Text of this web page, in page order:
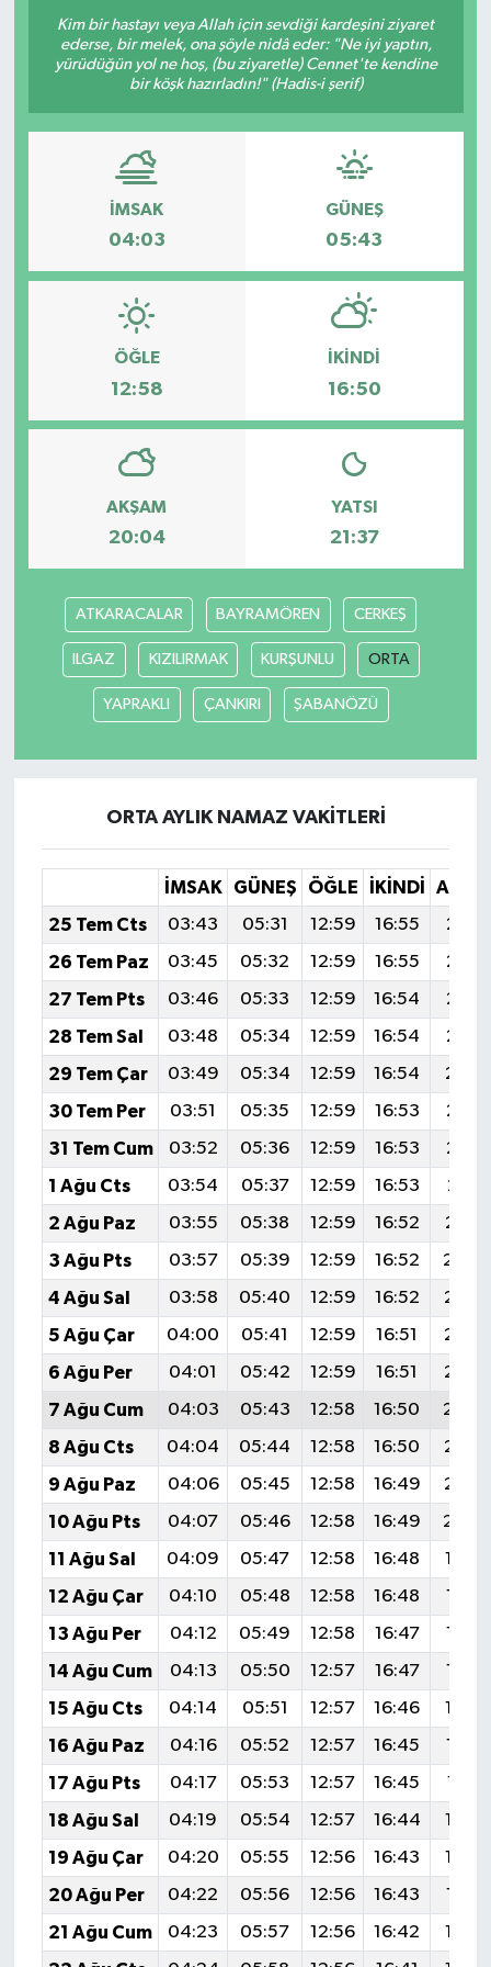
Kim bir hastayı veya Allah için sevdiği kardeşini ziyaret
ederse, bir melek, ona şöyle nidâ eder: "Ne iyi yaptın,
yürüdüğün yol ne hoş, (bu ziyaretle) Cennet'te kendine
bir köşk hazırladın!" (Hadis-i şerif)
İMSAK
04:03
GÜNEŞ
05:43
ÖĞLE
12:58
İKINDI
16:50
AKŞAM
20:04
YATSI
21:37
ATKARACALAR BAYRAMÖREN CERKEŞ
ILGAZ KIZILIRMAK KURŞUNLU ORTA
YAPRAKLI ÇANKIRI ŞABANÖZÜ
ORTA AYLIK NAMAZ VAKITLERI
İMSAK GÜNEŞ ÖĞLE İKINDI
25 Tem Cts
03:43 05:31 12:59 16:55
20:18
26 Tem Paz
03:45 05:32 12:59 16:55
20:17
27 Tem Pts
03:46 05:33 12:59 16:54
20:16
28 Tem Sal
03:48 05:34 12:59 16:54
20:15
29 Tem Çar
03:49 05:34 12:59 16:54
30 Tem Per
03:51 05:35 12:59 16:53
20:13
31 Tem Cum
03:52 05:36 12:59 16:53
20:12
1 Ağu Cts
03:54 05:37 12:59 16:53
20:11
2 Ağu Paz
03:55 05:38 12:59 16:52
3 Ağu Pts
03:57 05:39 12:59 16:52
4 Ağu Sal
03:58 05:40 12:59 16:52
5 Ağu Çar
04:00 05:41 12:59 16:51
6 Ağu Per
04:01 05:42 12:59 16:51
7 Ağu Cum
04:03 05:43 12:58 16:50
8 Ağu Cts
04:04 05:44 12:58 16:50
9 Ağu Paz
04:06 05:45 12:58 16:49
10 Ağu Pts
04:07 05:46 12:58 16:49
11 Ağu Sal
04:09 05:47 12:58 16:48
12 Ağu Çar
04:10 05:48 12:58 16:48
19:58
13 Ağu Per
04:12 05:49 12:58 16:47
19:56
14 Ağu Cum
04:13 05:50 12:57 16:47
19:55
15 Ağu Cts
04:14 05:51 12:57 16:46
16 Ağu Paz
04:16 05:52 12:57 16:45
19:52
17 Ağu Pts
04:17 05:53 12:57 16:45
19:51
18 Ağu Sal
04:19 05:54 12:57 16:44
19 Ağu Çar
04:20 05:55 12:56 16:43
20 Ağu Per
04:22 05:56 12:56 16:43
19:47
21 Ağu Cum
04:23 05:57 12:56 16:42